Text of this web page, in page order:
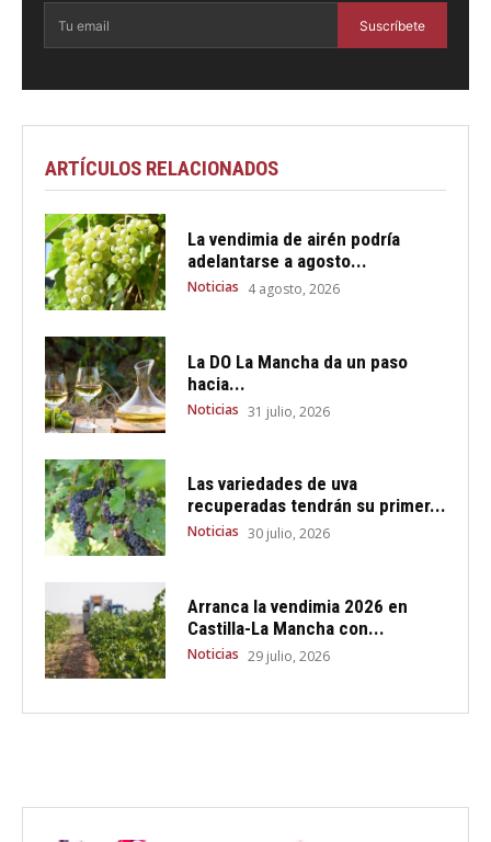
Suscríbete
ARTÍCULOS RELACIONADOS
La vendimia de airén podría
adelantarse a agosto...
Noticias 4 agosto, 2026
La DO La Mancha da un paso
hacia...
Noticias 31 julio, 2026
Las variedades de uva
recuperadas tendrán su primer...
Noticias 30 julio, 2026
Arranca la vendimia 2026 en
Castilla-La Mancha con...
Noticias 29 julio, 2026